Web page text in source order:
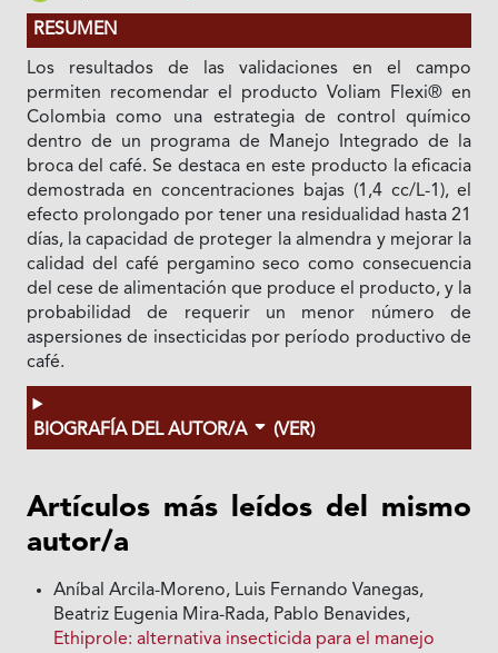
RESUMEN
Los resultados de las validaciones en el campo
permiten recomendar el producto Voliam Flexi® en
Colombia como una estrategia de control químico
dentro de un programa de Manejo Integrado de la
broca del café. Se destaca en este producto la eficacia
demostrada en concentraciones bajas (1,4 cc/L-1), el
efecto prolongado por tener una residualidad hasta 21
días, la capacidad de proteger la almendra y mejorar la
calidad del café pergamino seco como consecuencia
del cese de alimentación que produce el producto, y la
probabilidad de requerir un menor número de
aspersiones de insecticidas por período productivo de
café.
BIOGRAFÍA DEL AUTOR/A (VER)
Artículos más leídos del mismo
autor/a
Aníbal Arcila-Moreno, Luis Fernando Vanegas,
Beatriz Eugenia Mira-Rada, Pablo Benavides,
Ethiprole: alternativa insecticida para el manejo